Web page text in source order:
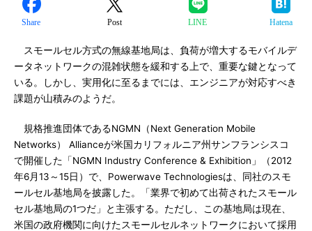
Share Post LINE Hatena
スモールセル方式の無線基地局は、負荷が増大するモバイルデ
ータネットワークの混雑状態を緩和する上で、重要な鍵となって
いる。しかし、実用化に至るまでには、エンジニアが対応すべき
課題が山積みのようだ。
規格推進団体であるNGMN（Next Generation Mobile
Networks） Allianceが米国カリフォルニア州サンフランシスコ
で開催した「NGMN Industry Conference & Exhibition」（2012
年6月13～15日）で、Powerwave Technologiesは、同社のスモ
ールセル基地局を披露した。「業界で初めて出荷されたスモール
セル基地局の1つだ」と主張する。ただし、この基地局は現在、
米国の政府機関に向けたスモールセルネットワークにおいて採用